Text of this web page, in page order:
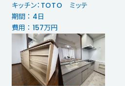
キッチン：TOTO ミッテ
期間 ： 4日
費用 ： 157万円